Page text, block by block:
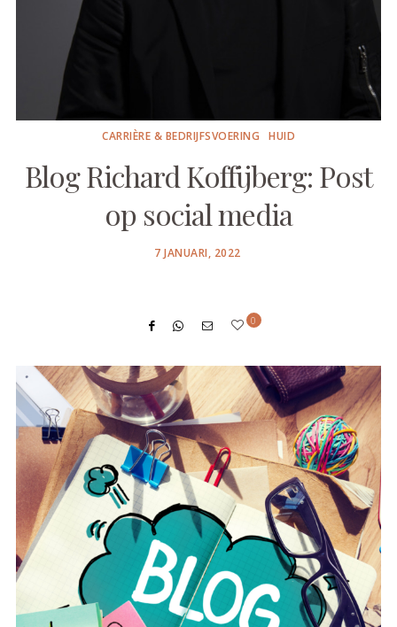
CARRIÈRE & BEDRIJFSVOERING HUID
Blog Richard Koffijberg: Post
op social media
POSTED
7 JANUARI, 2022
0